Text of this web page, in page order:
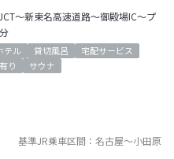
～新東名高速道路～御殿場IC～プ
テル 貸切風呂
宅配サービス
り
サウナ
基準JR乗車区間： 名古屋～小田原